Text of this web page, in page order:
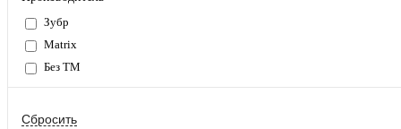
Зубр
Matrix
Без ТМ